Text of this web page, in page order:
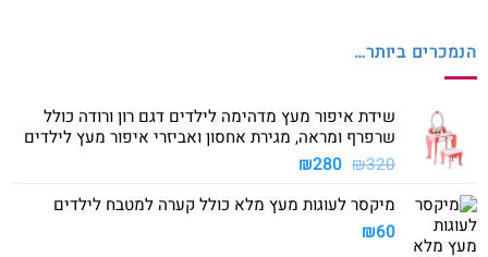
הנמכרים ביותר…
שידת איפור מעץ מדהימה לילדים דגם רון ורודה כולל
שרפרף ומראה, מגירת אחסון ואביזרי איפור מעץ לילדים
₪320
המחיר
היה:
₪280 המחיר
הוא:
מיקסר לעוגות מעץ מלא כולל קערה למטבח לילדים
₪60